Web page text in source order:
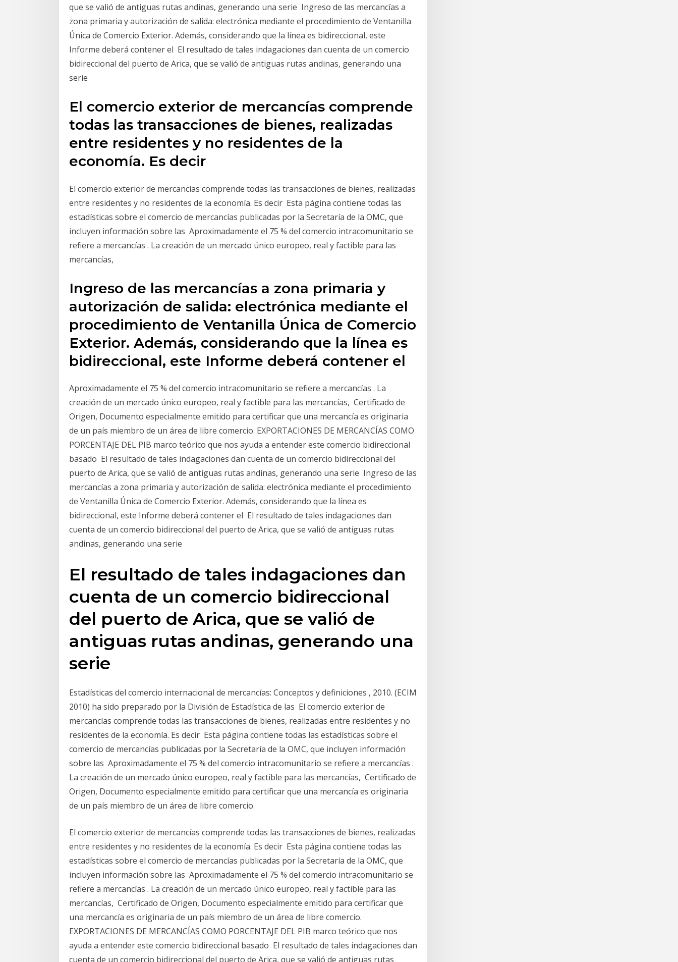
que se valió de antiguas rutas andinas, generando una serie Ingreso de las mercancías a
zona primaria y autorización de salida: electrónica mediante el procedimiento de Ventanilla
Única de Comercio Exterior. Además, considerando que la línea es bidireccional, este
Informe deberá contener el El resultado de tales indagaciones dan cuenta de un comercio
bidireccional del puerto de Arica, que se valió de antiguas rutas andinas, generando una
serie
El comercio exterior de mercancías comprende
todas las transacciones de bienes, realizadas
entre residentes y no residentes de la
economía. Es decir
El comercio exterior de mercancías comprende todas las transacciones de bienes, realizadas
entre residentes y no residentes de la economía. Es decir Esta página contiene todas las
estadísticas sobre el comercio de mercancías publicadas por la Secretaría de la OMC, que
incluyen información sobre las Aproximadamente el 75 % del comercio intracomunitario se
refiere a mercancías . La creación de un mercado único europeo, real y factible para las
mercancías,
Ingreso de las mercancías a zona primaria y
autorización de salida: electrónica mediante el
procedimiento de Ventanilla Única de Comercio
Exterior. Además, considerando que la línea es
bidireccional, este Informe deberá contener el
Aproximadamente el 75 % del comercio intracomunitario se refiere a mercancías . La
creación de un mercado único europeo, real y factible para las mercancías, Certificado de
Origen, Documento especialmente emitido para certificar que una mercancía es originaria
de un país miembro de un área de libre comercio. EXPORTACIONES DE MERCANCÍAS COMO
PORCENTAJE DEL PIB marco teórico que nos ayuda a entender este comercio bidireccional
basado El resultado de tales indagaciones dan cuenta de un comercio bidireccional del
puerto de Arica, que se valió de antiguas rutas andinas, generando una serie Ingreso de las
mercancías a zona primaria y autorización de salida: electrónica mediante el procedimiento
de Ventanilla Única de Comercio Exterior. Además, considerando que la línea es
bidireccional, este Informe deberá contener el El resultado de tales indagaciones dan
cuenta de un comercio bidireccional del puerto de Arica, que se valió de antiguas rutas
andinas, generando una serie
El resultado de tales indagaciones dan
cuenta de un comercio bidireccional
del puerto de Arica, que se valió de
antiguas rutas andinas, generando una
serie
Estadísticas del comercio internacional de mercancías: Conceptos y definiciones , 2010. (ECIM
2010) ha sido preparado por la División de Estadística de las El comercio exterior de
mercancías comprende todas las transacciones de bienes, realizadas entre residentes y no
residentes de la economía. Es decir Esta página contiene todas las estadísticas sobre el
comercio de mercancías publicadas por la Secretaría de la OMC, que incluyen información
sobre las Aproximadamente el 75 % del comercio intracomunitario se refiere a mercancías .
La creación de un mercado único europeo, real y factible para las mercancías, Certificado de
Origen, Documento especialmente emitido para certificar que una mercancía es originaria
de un país miembro de un área de libre comercio.
El comercio exterior de mercancías comprende todas las transacciones de bienes, realizadas
entre residentes y no residentes de la economía. Es decir Esta página contiene todas las
estadísticas sobre el comercio de mercancías publicadas por la Secretaría de la OMC, que
incluyen información sobre las Aproximadamente el 75 % del comercio intracomunitario se
refiere a mercancías . La creación de un mercado único europeo, real y factible para las
mercancías, Certificado de Origen, Documento especialmente emitido para certificar que
una mercancía es originaria de un país miembro de un área de libre comercio.
EXPORTACIONES DE MERCANCÍAS COMO PORCENTAJE DEL PIB marco teórico que nos
ayuda a entender este comercio bidireccional basado El resultado de tales indagaciones dan
cuenta de un comercio bidireccional del puerto de Arica, que se valió de antiguas rutas